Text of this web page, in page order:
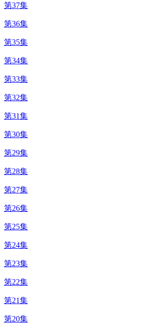
第37集
第36集
第35集
第34集
第33集
第32集
第31集
第30集
第29集
第28集
第27集
第26集
第25集
第24集
第23集
第22集
第21集
第20集